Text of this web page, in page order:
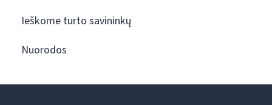
Ieškome turto savininkų
Nuorodos